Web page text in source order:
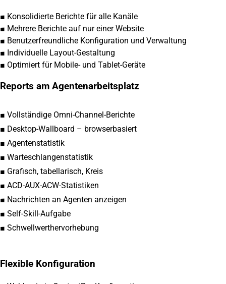
■ Konsolidierte Berichte für alle Kanäle
■ Mehrere Berichte auf nur einer Website
■ Benutzerfreundliche Konfiguration und Verwaltung
■ Individuelle Layout-Gestaltung
■ Optimiert für Mobile- und Tablet-Geräte
Reports am Agentenarbeitsplatz
■ Vollständige Omni-Channel-Berichte
■ Desktop-Wallboard – browserbasiert
■ Agentenstatistik
■ Warteschlangenstatistik
■ Grafisch, tabellarisch, Kreis
■ ACD-AUX-ACW-Statistiken
■ Nachrichten an Agenten anzeigen
■ Self-Skill-Aufgabe
■ Schwellwerthervorhebung
Flexible Konfiguration